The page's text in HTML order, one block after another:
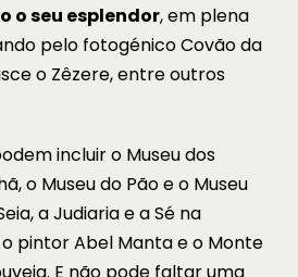
o seu esplendor, em plena
pelo fotogénico Covão da
o Zêzere, entre outros
incluir o Museu dos
o Museu do Pão e o Museu
a Judiaria e a Sé na
pintor Abel Manta e o Monte
E não pode faltar uma